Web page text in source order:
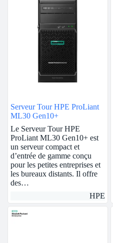
Serveur Tour HPE ProLiant
ML30 Gen10+
Le Serveur Tour HPE
ProLiant ML30 Gen10+ est
un serveur compact et
d’entrée de gamme conçu
pour les petites entreprises et
les bureaux distants. Il offre
des…
HPE